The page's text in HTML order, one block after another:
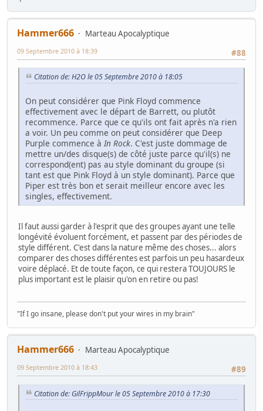
Hammer666
Marteau Apocalyptique
#88
09 Septembre 2010 à 18:39
Citation de: H2O le 05 Septembre 2010 à 18:05
On peut considérer que Pink Floyd commence
effectivement avec le départ de Barrett, ou plutôt
recommence. Parce que ce qu'ils ont fait après n'a rien
a voir. Un peu comme on peut considérer que Deep
Purple commence àIn Rock. C'est juste dommage de
mettre un/des disque(s) de côté juste parce qu'il(s) ne
correspond(ent) pas au style dominant du groupe (si
tant est que Pink Floyd à un style dominant). Parce que
Piper est très bon et serait meilleur encore avec les
singles, effectivement.
Il faut aussi garder à l'esprit que des groupes ayant une telle
longévité évoluent forcément, et passent par des périodes de
style différent. C'est dans la nature même des choses... alors
comparer des choses différentes est parfois un peu hasardeux
voire déplacé. Et de toute façon, ce qui restera TOUJOURS le
plus important est le plaisir qu'on en retire ou pas!
"If I go insane, please don't put your wires in my brain"
Hammer666
Marteau Apocalyptique
#89
09 Septembre 2010 à 18:43
Citation de: GilFrippMour le 05 Septembre 2010 à 17:30